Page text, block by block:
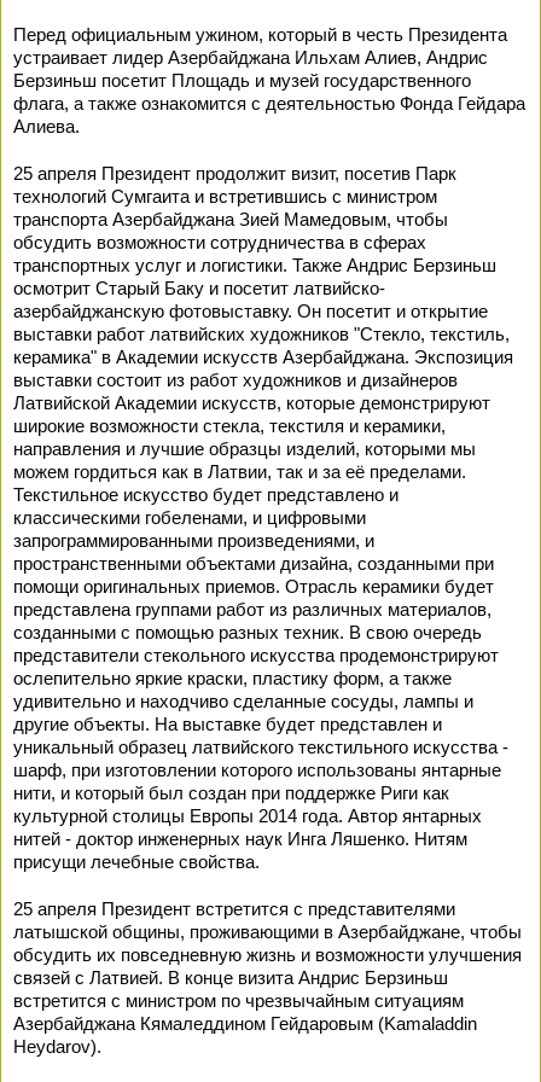
Перед официальным ужином, который в честь Президента
устраивает лидер Азербайджана Ильхам Алиев, Андрис
Берзиньш посетит Площадь и музей государственного
флага, а также ознакомится с деятельностью Фонда Гейдара
Алиева.
25 апреля Президент продолжит визит, посетив Парк
технологий Сумгаита и встретившись с министром
транспорта Азербайджана Зией Мамедовым, чтобы
обсудить возможности сотрудничества в сферах
транспортных услуг и логистики. Также Андрис Берзиньш
осмотрит Старый Баку и посетит латвийско-
азербайджанскую фотовыставку. Он посетит и открытие
выставки работ латвийских художников "Стекло, текстиль,
керамика" в Академии искусств Азербайджана. Экспозиция
выставки состоит из работ художников и дизайнеров
Латвийской Академии искусств, которые демонстрируют
широкие возможности стекла, текстиля и керамики,
направления и лучшие образцы изделий, которыми мы
можем гордиться как в Латвии, так и за её пределами.
Текстильное искусство будет представлено и
классическими гобеленами, и цифровыми
запрограммированными произведениями, и
пространственными объектами дизайна, созданными при
помощи оригинальных приемов. Отрасль керамики будет
представлена группами работ из различных материалов,
созданными с помощью разных техник. В свою очередь
представители стекольного искусства продемонстрируют
ослепительно яркие краски, пластику форм, а также
удивительно и находчиво сделанные сосуды, лампы и
другие объекты. На выставке будет представлен и
уникальный образец латвийского текстильного искусства -
шарф, при изготовлении которого использованы янтарные
нити, и который был создан при поддержке Риги как
культурной столицы Европы 2014 года. Автор янтарных
нитей - доктор инженерных наук Инга Ляшенко. Нитям
присущи лечебные свойства.
25 апреля Президент встретится с представителями
латышской общины, проживающими в Азербайджане, чтобы
обсудить их повседневную жизнь и возможности улучшения
связей с Латвией. В конце визита Андрис Берзиньш
встретится с министром по чрезвычайным ситуациям
Азербайджана Кямаледдином Гейдаровым (Kamaladdin
Heydarov).